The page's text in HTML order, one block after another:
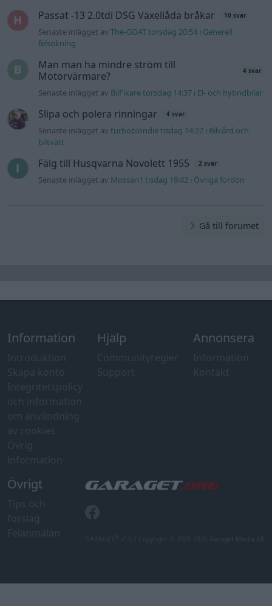
Passat -13 2.0tdi DSG Växellåda bråkar 10 svar
Senaste inlägget avThe-GOAT torsdag 20:54 i Generell
felsökning
Man man ha mindre ström till
Motorvärmare?
4 svar
Senaste inlägget av BilFixare torsdag 14:37 i El- och hybridbilar
Slipa och polera rinningar 4 svar
Senaste inlägget avturboblondie tisdag 14:22 i Bilvård och
biltvätt
Fälg till Husqvarna Novolett 1955 2 svar
Senaste inlägget av Mossan1 tisdag 19:42 i Övriga fordon
Gå till forumet
Information Hjälp Annonsera
Övrigt